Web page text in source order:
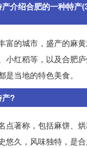
产介绍合肥的一种特产
富的城市，盛产的麻黄
小红稻等，以及合肥
是当地的特色美食。
?
点著称，包括麻饼、
悠久，风味独特，是